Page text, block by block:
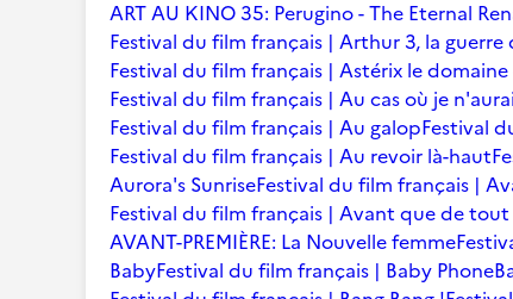
ART AU KINO 35: Perugino - The Eternal
Festival du film français | Arthur 3, la guerre
Festival du film français | Astérix le
Festival du film français | Au cas où je
Festival du film français | Au galopFestival
Festival du film français | Au revoir là-haut
Aurora's SunriseFestival du film français |
Festival du film français | Avant que de
AVANT-PREMIÈRE: La Nouvelle femme
BabyFestival du film français | Baby Phone